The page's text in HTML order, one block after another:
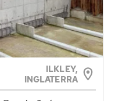
ILKLEY,
INGLATERRA